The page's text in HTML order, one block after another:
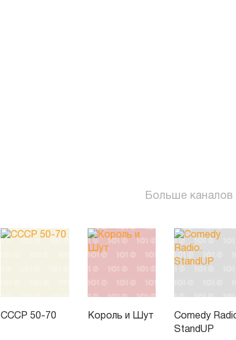
Больше каналов
СССР 50-70 Король и Шут
Comedy
StandUP